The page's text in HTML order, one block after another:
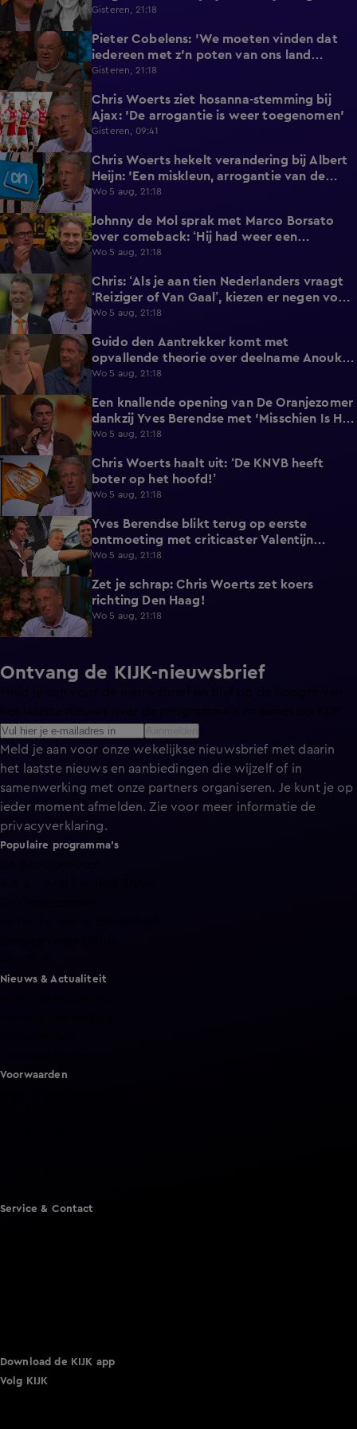
(79)
Gisteren, 21:18
1:16
Pieter Cobelens: 'We moeten vinden dat
iedereen met z'n poten van ons land
afblijft!'
Gisteren, 21:18
1:11
Chris Woerts ziet hosanna-stemming bij
Ajax: 'De arrogantie is weer toegenomen'
Gisteren, 09:41
2:19
Chris Woerts hekelt verandering bij Albert
Heijn: 'Een miskleun, arrogantie van de
marktleider!'
Wo 5 aug, 21:18
5:28
Johnny de Mol sprak met Marco Borsato
over comeback: ‘Hij had weer een
twinkeling in zijn ogen’
Wo 5 aug, 21:18
0:39
Chris: ‘Als je aan tien Nederlanders vraagt
‘Reiziger of Van Gaal’, kiezen er negen voor
Louis'
Wo 5 aug, 21:18
2:45
Guido den Aantrekker komt met
opvallende theorie over deelname Anouk
aan De Bondgenoten
Wo 5 aug, 21:18
Een knallende opening van De Oranjezomer
dankzij Yves Berendse met 'Misschien Is Het
Tijd'!
Wo 5 aug, 21:18
3:19
Chris Woerts haalt uit: ‘De KNVB heeft
boter op het hoofd!’
Wo 5 aug, 21:18
0:46
Yves Berendse blikt terug op eerste
ontmoeting met criticaster Valentijn
Driessen
Wo 5 aug, 21:18
0:38
Zet je schrap: Chris Woerts zet koers
richting Den Haag!
Wo 5 aug, 21:18
Ontvang de KIJK-nieuwsbrief
Meld je aan voor onze wekelijkse nieuwsbrief met daarin
het laatste nieuws en aanbiedingen die wijzelf of in
samenwerking met onze partners organiseren. Je kunt je op
ieder moment afmelden. Zie voor meer informatie de
privacyverklaring.
Populaire programma's
Nieuws & Actualiteit
Voorwaarden
Service & Contact
Download de KIJK app
Volg KIJK